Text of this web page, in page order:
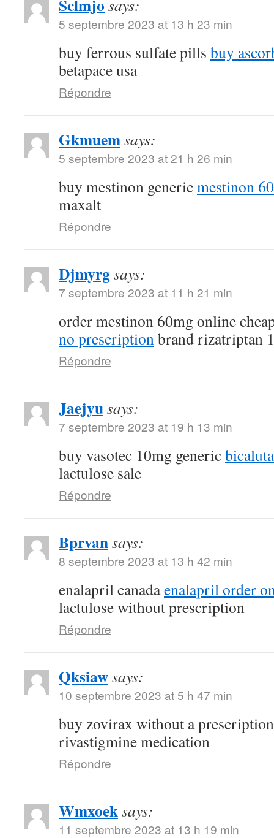
Sclmjo says:
5 septembre 2023 at 13 h 23 min
buy ferrous sulfate pills buy
betapace usa
Répondre
Gkmuemsays:
5 septembre 2023 at 21 h 26 min
buy mestinon genericmestinon
maxalt
Répondre
Djmyrgsays:
7 septembre 2023 at 11 h 21 min
order mestinon 60mg online
no prescriptionbrand rizatriptan
Répondre
Jaejyusays:
7 septembre 2023 at 19 h 13 min
buy vasotec 10mg generic
lactulose sale
Répondre
Bprvansays:
8 septembre 2023 at 13 h 42 min
enalapril canadaenalapril order
lactulose without prescription
Répondre
Qksiawsays:
10 septembre 2023 at 5 h 47 min
buy zovirax without a
rivastigmine medication
Répondre
Wmxoeksays:
11 septembre 2023 at 13 h 19 min